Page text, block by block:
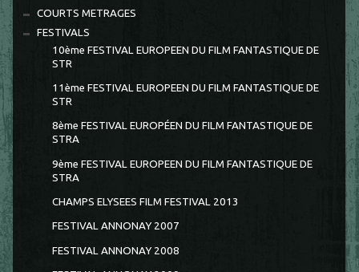
COURTS METRAGES
FESTIVALS
10ème FESTIVAL EUROPEEN DU FILM FANTASTIQUE DE
STR
11ème FESTIVAL EUROPEEN DU FILM FANTASTIQUE DE
STR
8ème FESTIVAL EUROPÉEN DU FILM FANTASTIQUE DE
STRA
9ème FESTIVAL EUROPEEN DU FILM FANTASTIQUE DE
STRA
CHAMPS ELYSEES FILM FESTIVAL 2013
FESTIVAL ANNONAY 2007
FESTIVAL ANNONAY 2008